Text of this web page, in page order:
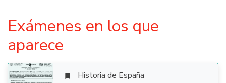
Exámenes en los que
aparece
 Historia de España